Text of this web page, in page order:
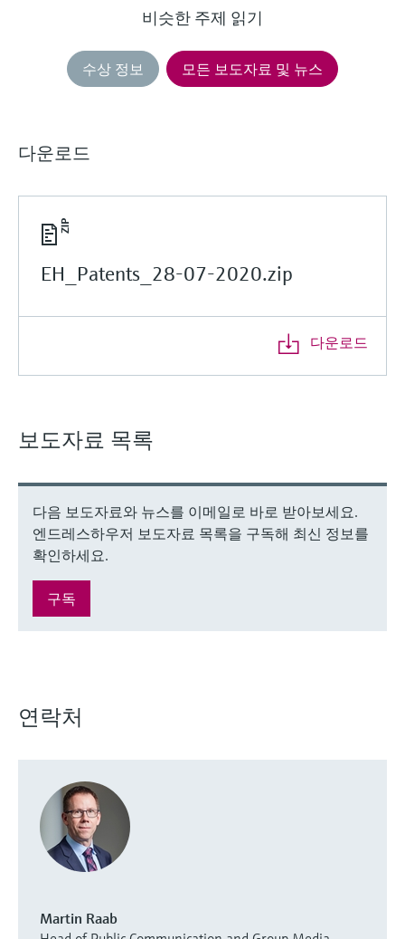
비슷한 주제 읽기
수상 정보 모든 보도자료 및 뉴스
다운로드
EH_Patents_28-07-2020.zip
다운로드
보도자료 목록
다음 보도자료와 뉴스를 이메일로 바로 받아보세요.
엔드레스하우저 보도자료 목록을 구독해 최신 정보를
확인하세요.
구독
연락처
Martin Raab